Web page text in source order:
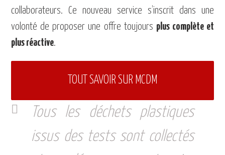
collaborateurs. Ce nouveau service s’inscrit dans une
volonté de proposer une offre toujours plus complète et
plus réactive.
TOUT SAVOIR SUR MCDM
Tous les déchets plastiques
issus des tests sont collectés